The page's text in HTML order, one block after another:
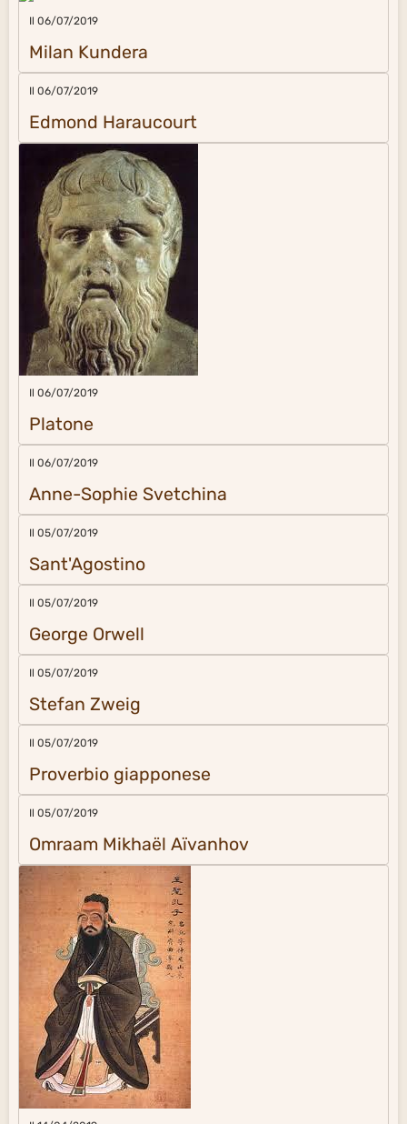
Il 06/07/2019
Milan Kundera
Il 06/07/2019
Edmond Haraucourt
Il 06/07/2019
Platone
Il 06/07/2019
Anne-Sophie Svetchina
Il 05/07/2019
Sant'Agostino
Il 05/07/2019
George Orwell
Il 05/07/2019
Stefan Zweig
Il 05/07/2019
Proverbio giapponese
Il 05/07/2019
Omraam Mikhaël Aïvanhov